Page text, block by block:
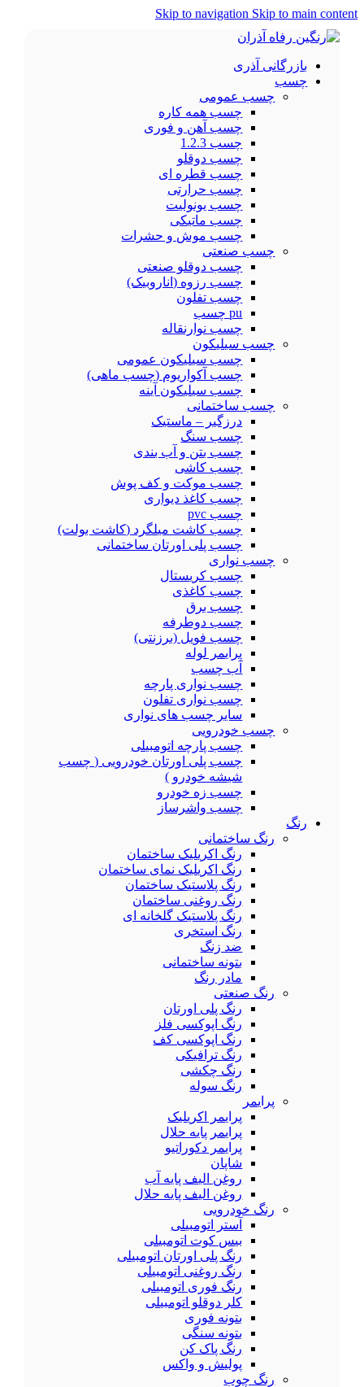
Skip to navigation Skip to main content
بازرگانی آذری
چسب
چسب عمومی
چسب همه کاره
چسب آهن و فوری
چسب 1.2.3
چسب دوقلو
چسب قطره ای
چسب حرارتی
چسب یونولیت
چسب ماتیکی
چسب موش و حشرات
چسب صنعتی
چسب دوقلو صنعتی
چسب رزوه (اناروبیک)
چسب تفلون
pu چسب
چسب نوارنقاله
چسب سیلیکون
چسب سیلیکون عمومی
چسب آکواریوم (چسب ماهی)
چسب سیلیکون آینه
چسب ساختمانی
درزگیر – ماستیک
چسب سنگ
چسب بتن و آب بندی
چسب کاشی
چسب موکت و کف پوش
چسب کاغذ دیواری
چسب pvc
چسب کاشت میلگرد (کاشت بولت)
چسب پلی اورتان ساختمانی
چسب نواری
چسب کریستال
چسب کاغذی
چسب برق
چسب دوطرفه
چسب فویل (برزنتی)
پرایمر لوله
آب چسب
چسب نواری پارچه
چسب نواری تفلون
سایر چسب های نواری
چسب خودرویی
چسب پارچه اتومبیلی
چسب پلی اورتان خودرویی ( چسب
شیشه خودرو )
چسب زه خودرو
چسب واشرساز
رنگ
رنگ ساختمانی
رنگ اکریلیک ساختمان
رنگ اکریلیک نمای ساختمان
رنگ پلاستیک ساختمان
رنگ روغنی ساختمان
رنگ پلاستیک گلخانه ای
رنگ استخری
ضد زنگ
بتونه ساختمانی
مادر رنگ
رنگ صنعتی
رنگ پلی اورتان
رنگ اپوکسی فلز
رنگ اپوکسی کف
رنگ ترافیکی
رنگ چکشی
رنگ سوله
پرایمر
پرایمر اکریلیک
پرایمر پایه حلال
پرایمر دکوراتیو
شاپان
روغن الیف پایه آب
روغن الیف پایه حلال
رنگ خودرویی
آستر اتومبیلی
بیس کوت اتومبیلی
رنگ پلی اورتان اتومبیلی
رنگ روغنی اتومبیلی
رنگ فوری اتومبیلی
کلر دوقلو اتومبیلی
بتونه فوری
بتونه سنگی
رنگ پاک کن
پولیش و واکس
رنگ چوب